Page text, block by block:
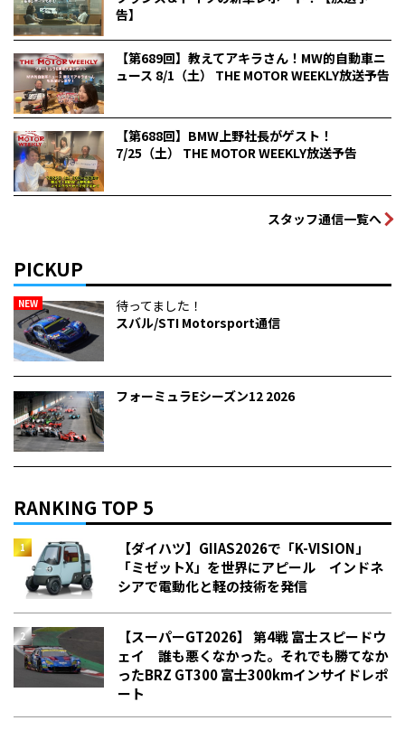
告】
【第689回】教えてアキラさん！MW的自動車ニ
ュース 8/1（土） THE MOTOR WEEKLY放送予告
【第688回】BMW上野社長がゲスト！
7/25（土） THE MOTOR WEEKLY放送予告
スタッフ通信一覧へ
PICKUP
NEW
待ってました！
スバル/STI Motorsport通信
フォーミュラEシーズン12 2026
RANKING TOP 5
【ダイハツ】GIIAS2026で「K-VISION」
「ミゼットX」を世界にアピール インドネ
シアで電動化と軽の技術を発信
【スーパーGT2026】 第4戦 富士スピードウ
ェイ 誰も悪くなかった。それでも勝てなか
った――BRZ GT300 富士300kmインサイドレポ
ート